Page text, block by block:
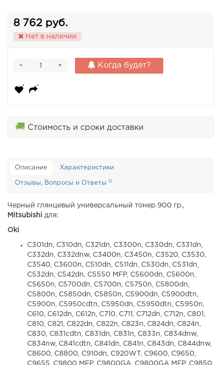
8 762 руб.
Нет в наличии
+
- Когда будет?
🚚 Стоимость и сроки доставки
Описание Характеристики
Отзывы, Вопросы и Ответы 0
Черный глянцевый универсальный тонер 900 гр.,
Mitsubishi
для:
Oki
C301dn, C310dn, C321dn, C3300n, C330dn, C331dn,
C332dn, C332dnw, C3400n, C3450n, C3520, C3530,
C3540, C3600n, C510dn, C511dn, C530dn, C531dn,
C532dn, C542dn, C5550 MFP, C5600dn, C5600n,
C5650n, C5700dn, C5700n, C5750n, C5800dn,
C5800n, C5850dn, C5850n, C5900dn, C5900dtn,
C5900n, C5950cdtn, C5950dn, C5950dtn, C5950n,
C610, C612dn, C612n, C710, C711, C712dn, C712n, C801,
C810, C821, C822dn, C822n, C823n, C824dn, C824n,
C830, C831cdtn, C831dn, C831n, C833n, C834dnw,
C834nw, C841cdtn, C841dn, C841n, C843dn, C844dnw,
C8600, C8800, C910dn, C920WT, C9600, C9650,
C9655, C9800 MFP, C9800GA, C9800GA MFP, C9850,